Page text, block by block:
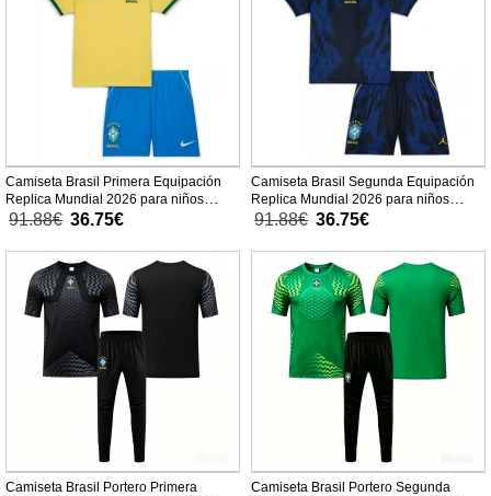
Camiseta Brasil Primera Equipación
Replica Mundial 2026 para niños
mangas cortas (+ Pantalones cortos)
91.88€ 36.75€
Camiseta Brasil Segunda Equipación
Replica Mundial 2026 para niños
mangas cortas (+ Pantalones cortos)
91.88€ 36.75€
Camiseta Brasil Portero Primera
Camiseta Brasil Portero Segunda